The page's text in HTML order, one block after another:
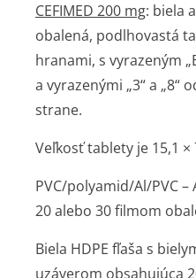
CEFIMED 200 mg: biela
obalená, podlhovastá
hranami, s vyrazeným
a vyrazenými „3“ a „8“
strane.
Veľkosť tablety je 15,1 ×
PVC/polyamid/Al/PVC
20 alebo 30 filmom
Biela HDPE fľaša s
uzáverom obsahujúca